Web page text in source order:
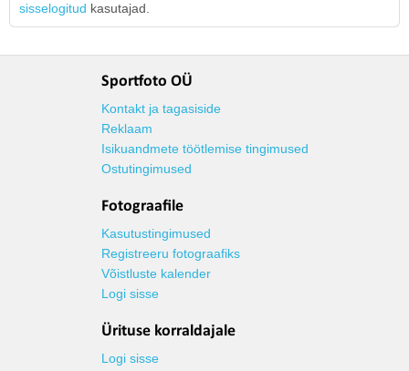
sisselogitud kasutajad.
Sportfoto OÜ
Kontakt ja tagasiside
Reklaam
Isikuandmete töötlemise tingimused
Ostutingimused
Fotograafile
Kasutustingimused
Registreeru fotograafiks
Võistluste kalender
Logi sisse
Ürituse korraldajale
Logi sisse